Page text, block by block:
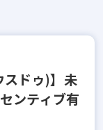
スドゥ)】未
ンティブ有